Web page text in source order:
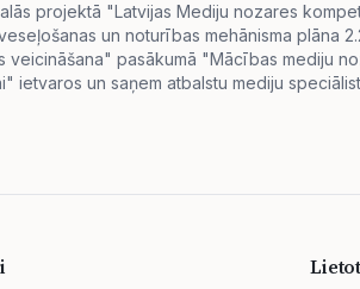
projektā "Latvijas Mediju nozares
un noturības mehānisma plāna
veicināšana" pasākumā "Mācības mediju
ietvaros un saņem atbalstu mediju